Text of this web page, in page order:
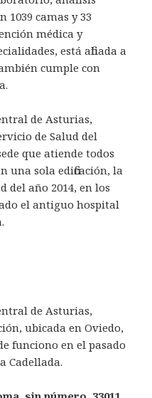
1039 camas y 33
médica y
está afiliada a
cumple con
de Asturias,
de Salud del
que atiende todos
una sola edificación, la
del año 2014, en los
el antiguo hospital
de Asturias,
ubicada en Oviedo,
funciono en el pasado
Cadellada.